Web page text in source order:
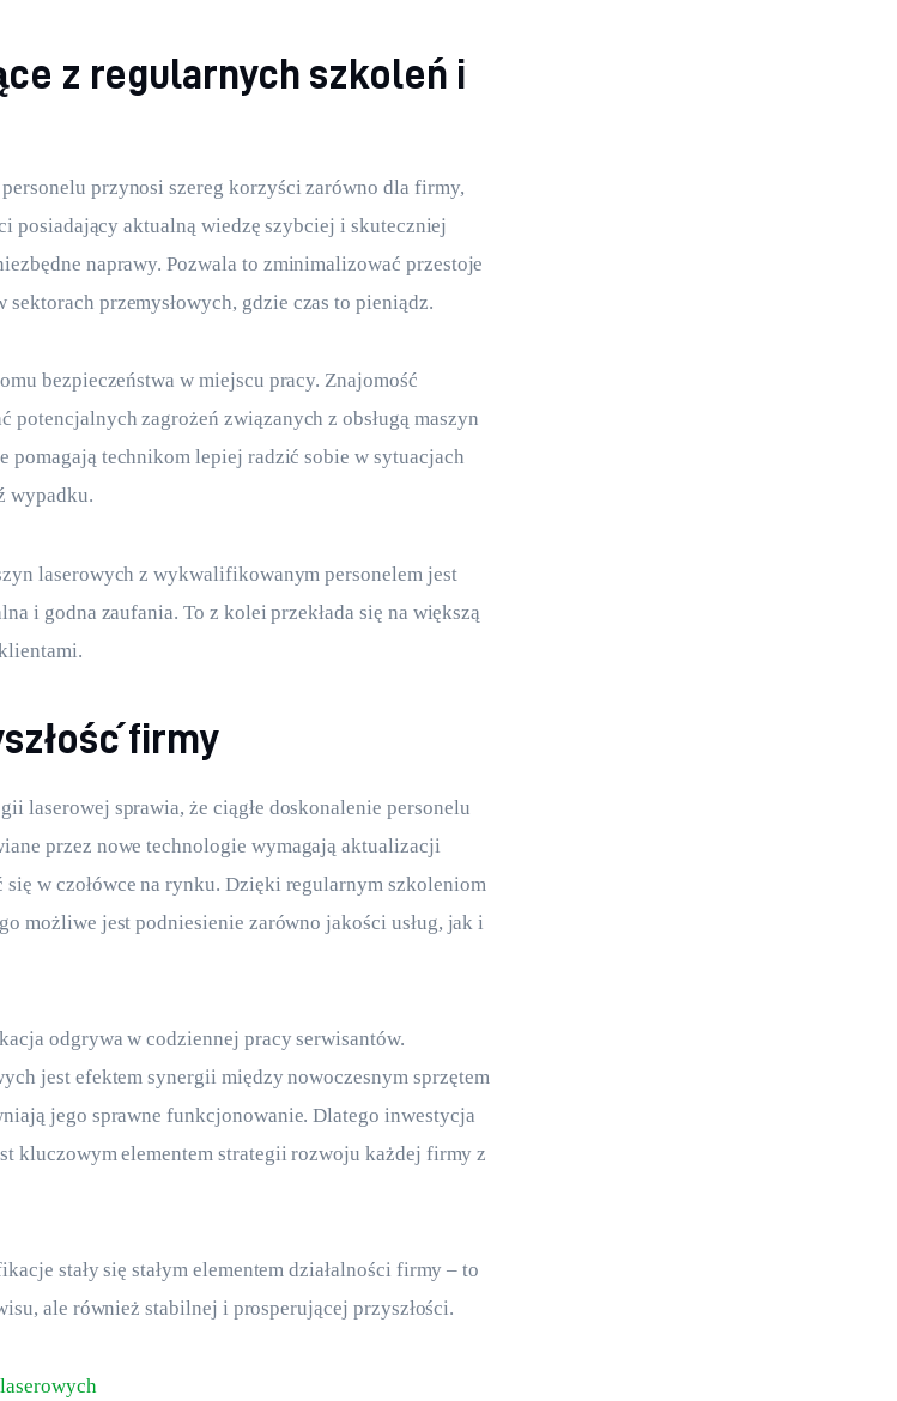
z regularnych szkoleń i
przynosi szereg korzyści zarówno dla firmy,
posiadający aktualną wiedzę szybciej i skuteczniej
naprawy. Pozwala to zminimalizować przestoje
sektorach przemysłowych, gdzie czas to pieniądz.
bezpieczeństwa w miejscu pracy. Znajomość
potencjalnych zagrożeń związanych z obsługą maszyn
pomagają technikom lepiej radzić sobie w sytuacjach
wypadku.
laserowych z wykwalifikowanym personelem jest
i godna zaufania. To z kolei przekłada się na większą
firmy
laserowej sprawia, że ciągłe doskonalenie personelu
przez nowe technologie wymagają aktualizacji
w czołówce na rynku. Dzięki regularnym szkoleniom
możliwe jest podniesienie zarówno jakości usług, jak i
odgrywa w codziennej pracy serwisantów.
jest efektem synergii między nowoczesnym sprzętem
jego sprawne funkcjonowanie. Dlatego inwestycja
kluczowym elementem strategii rozwoju każdej firmy z
stały się stałym elementem działalności firmy – to
ale również stabilnej i prosperującej przyszłości.